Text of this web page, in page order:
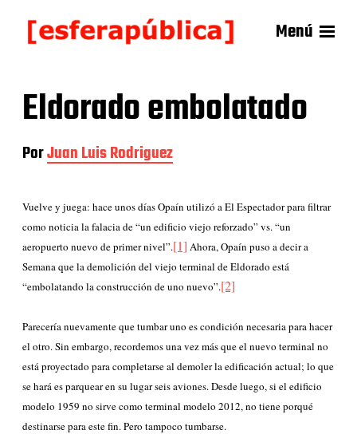
Menú
Eldorado embolatado
PorJuan Luis Rodriguez
Vuelve y juega: hace unos días Opaín utilizó a El Espectador para filtrar
como noticia la falacia de “un edificio viejo reforzado” vs. “un
aeropuerto nuevo de primer nivel”.[1] Ahora, Opaín puso a decir a
Semana que la demolición del viejo terminal de Eldorado está
“embolatando la construcción de uno nuevo”.[2]
Parecería nuevamente que tumbar uno es condición necesaria para hacer
el otro. Sin embargo, recordemos una vez más que el nuevo terminal no
está proyectado para completarse al demoler la edificación actual; lo que
se hará es parquear en su lugar seis aviones. Desde luego, si el edificio
modelo 1959 no sirve como terminal modelo 2012, no tiene porqué
destinarse para este fin. Pero tampoco tumbarse.